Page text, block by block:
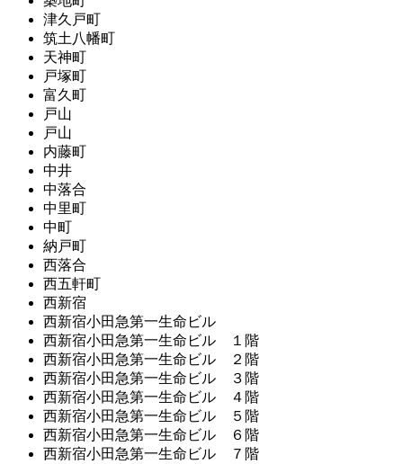
津久戸町
筑土八幡町
天神町
戸塚町
富久町
戸山
戸山
内藤町
中井
中落合
中里町
中町
納戸町
西落合
西五軒町
西新宿
西新宿小田急第一生命ビル
西新宿小田急第一生命ビル １階
西新宿小田急第一生命ビル ２階
西新宿小田急第一生命ビル ３階
西新宿小田急第一生命ビル ４階
西新宿小田急第一生命ビル ５階
西新宿小田急第一生命ビル ６階
西新宿小田急第一生命ビル ７階